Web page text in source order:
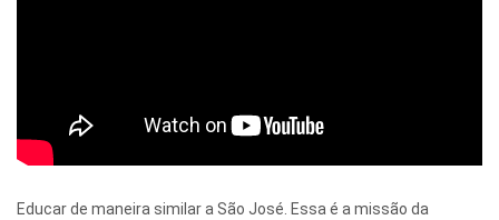
Educar de maneira similar a São José. Essa é a missão da